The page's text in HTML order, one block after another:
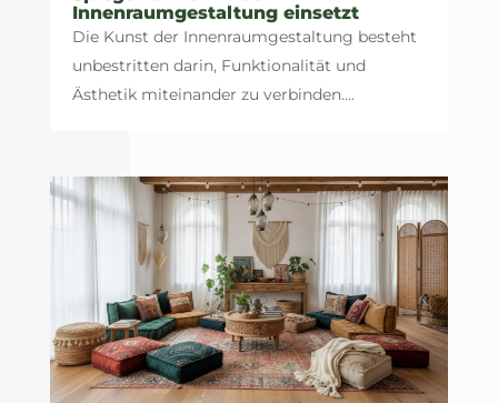
Innenraumgestaltung einsetzt
Die Kunst der Innenraumgestaltung besteht
unbestritten darin, Funktionalität und
Ästhetik miteinander zu verbinden....